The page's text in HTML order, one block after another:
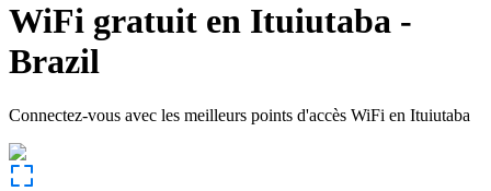
WiFi gratuit en Ituiutaba -
Brazil
Connectez-vous avec les meilleurs points d'accès WiFi en Ituiutaba